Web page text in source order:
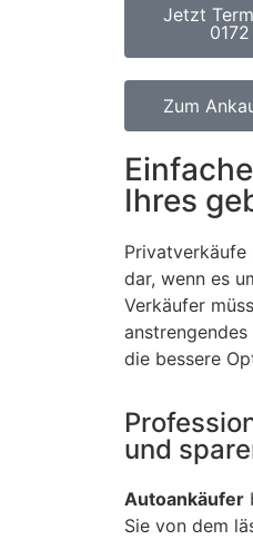
Jetzt
Zum
Ihres
Privatverkäufe
dar, wenn es
Verkäufer
anstrengendes
die bessere
und
Autoankäufer
Sie von dem